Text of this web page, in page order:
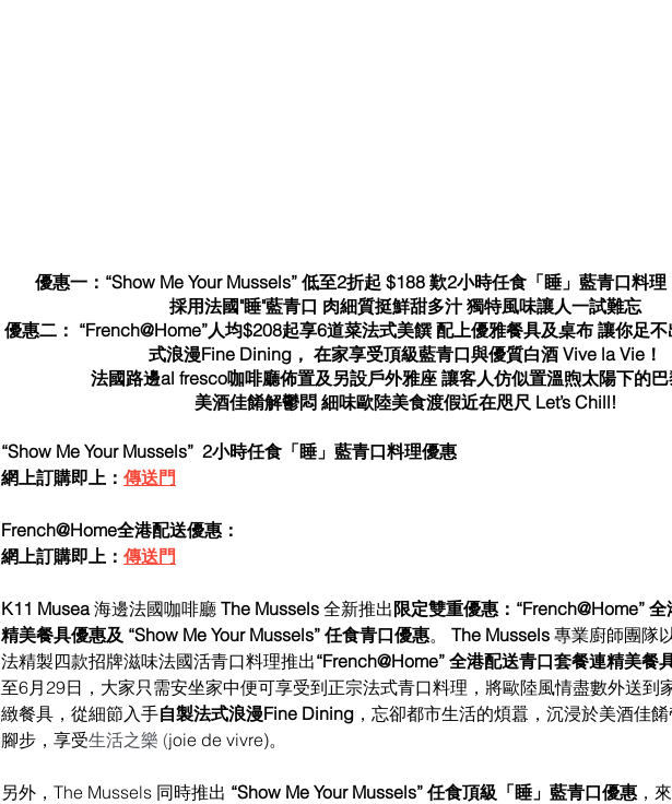
優惠一：“Show Me Your Mussels” 低至2折起 $188 歎2小時任食「睡」藍青口料
採用法國"睡"藍青口 肉細質挺鮮甜多汁 獨特風味讓人一試難忘
優惠二： “French@Home”人均$208起享6道菜法式美饌 配上優雅餐具及桌布 讓你足
式浪漫Fine Dining， 在家享受頂級藍青口與優質白酒 Vive la Vie！
法國路邊al fresco咖啡廳佈置及另設戶外雅座 讓客人仿似置溫煦太陽下的
美酒佳餚解鬱悶 細味歐陸美食渡假近在咫尺 Let’s Chill!
“Show Me Your Mussels”  2小時任食「睡」藍青口料理優惠
網上訂購即上： 傳送門
French@Home全港配送優惠：
網上訂購即上： 傳送門
K11 Musea 海邊法國咖啡廳 The Mussels 全新推出 限定雙重優惠：“French@Home”
精美餐具優惠及 “Show Me Your Mussels” 任食青口優惠。 The Mussels 專業廚師團隊
法精製四款招牌滋味法國活青口料理推出“French@Home” 全港配送青口套餐連精美餐
至6月29日，大家只需安坐家中便可享受到正宗法式青口料理，將歐陸風情盡數外送到
緻餐具，從細節入手自製法式浪漫Fine Dining ，忘卻都市生活的煩囂，沉浸於美酒佳
腳步，享受生活之樂 (joie de vivre)。
另外，The Mussels 同時推出 “Show Me Your Mussels” 任食頂級「睡」藍青口優惠 ，